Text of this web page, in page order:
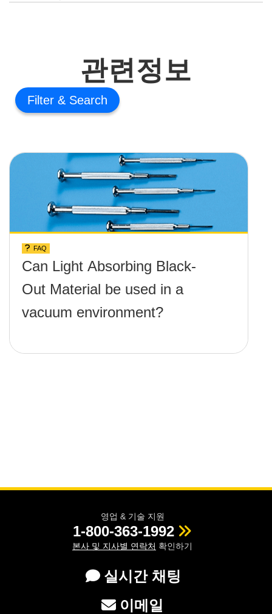
관련정보
Filter
FAQ
Can Light Absorbing Black-
Out Material be used in a
vacuum environment?
영업 & 기술 지원
1-800-363-1992
본사 및 지사별 연락처 확인하기
실시간 채팅
이메일